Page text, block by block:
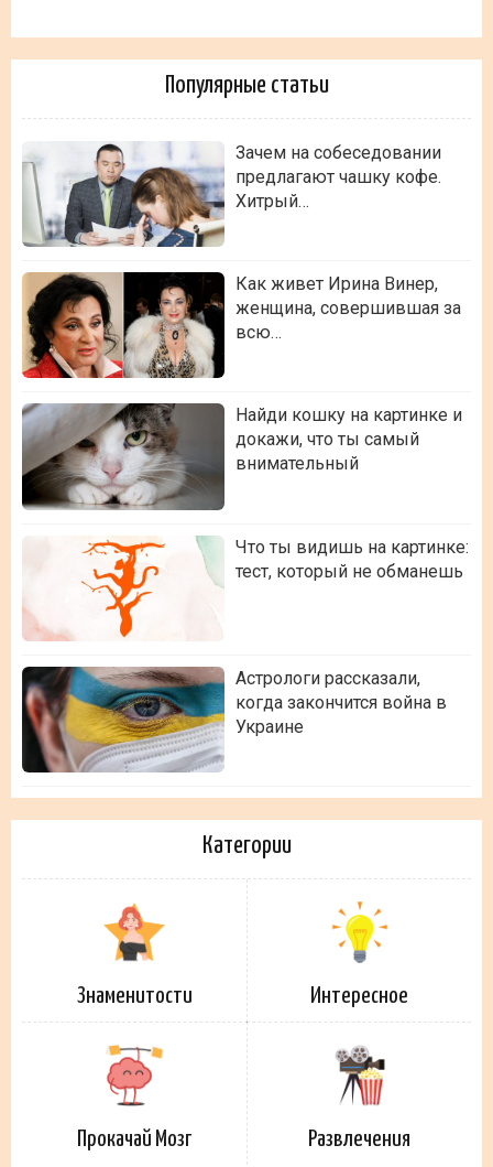
Популярные статьи
Зачем на собеседовании
предлагают чашку кофе.
Хитрый…
Как живет Ирина Винер,
женщина, совершившая за
всю…
Найди кошку на картинке и
докажи, что ты самый
внимательный
Что ты видишь на картинке:
тест, который не обманешь
Астрологи рассказали,
когда закончится война в
Украине
Категории
Знаменитости Интересное
Прокачай Мозг Развлечения